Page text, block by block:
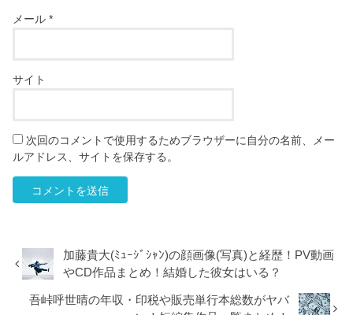
メール*
サイト
次回のコメントで使用するためブラウザーに自分の名前、メー
ルアドレス、サイトを保存する。
加藤貴大(ﾐｭｰｼﾞｼｬﾝ)の顔画像(写真)と経歴！PV動画
やCD作品まとめ！結婚した彼女はいる？
吾峠呼世晴の年収・印税や販売単行本総数がヤバ